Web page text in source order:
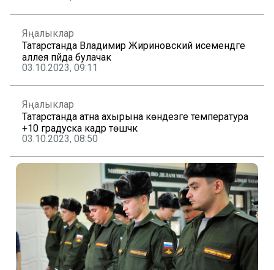
Яңалыклар
Татарстанда Владимир Жириновский исемендәге
аллея пәйда булачак
03.10.2023, 09:11
Яңалыклар
Татарстанда атна ахырына көндезге температура
+10 градуска кадәр төшәчәк
03.10.2023, 08:50